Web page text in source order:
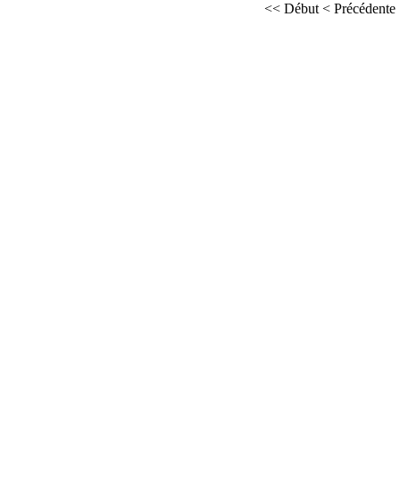
<< Début < Précédente